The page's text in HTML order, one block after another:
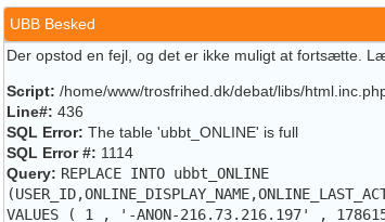
UBB Besked
Der opstod en fejl, og det er ikke muligt at fortsætte.
Script: /home/www/trosfrihed.dk/debat/libs/
Line#: 436
SQL Error: The table 'ubbt_ONLINE' is full
SQL Error #: 1114
Query: REPLACE INTO ubbt_ONLINE
VALUES ( 1 , '-ANON-216.73.216.197' ,